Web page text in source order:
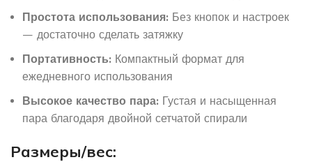
Простота использования: Без кнопок и настроек
— достаточно сделать затяжку
Портативность: Компактный формат для
ежедневного использования
Высокое качество пара: Густая и насыщенная
пара благодаря двойной сетчатой ​​спирали
Размеры/вес: